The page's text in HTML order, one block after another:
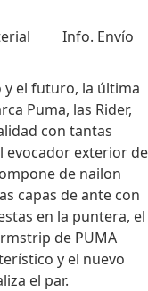
Info. Envío
y el futuro, la última
Puma, las Rider,
con tantas
evocador exterior de
de nailon
capas de ante con
en la puntera, el
de PUMA
y el nuevo
el par.